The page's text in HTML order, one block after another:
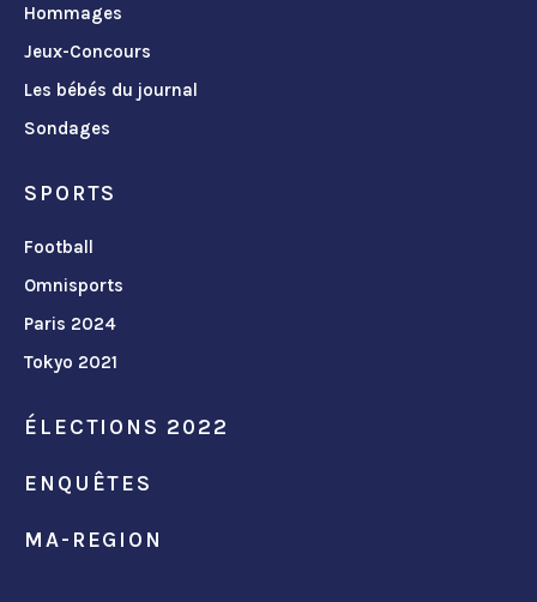
Hommages
Jeux-Concours
Les bébés du journal
Sondages
SPORTS
Football
Omnisports
Paris 2024
Tokyo 2021
ÉLECTIONS 2022
ENQUÊTES
MA-REGION